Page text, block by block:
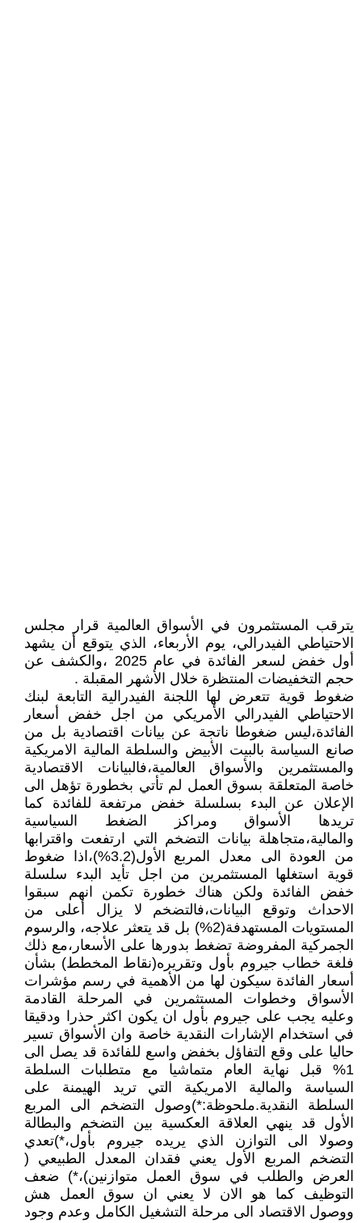
يترقب المستثمرون في الأسواق العالمية قرار مجلس
الاحتياطي الفيدرالي، يوم الأربعاء، الذي يتوقع أن يشهد
أول خفض لسعر الفائدة في عام 2025 ،والكشف عن
حجم التخفيضات المنتظرة خلال الأشهر المقبلة .
ضغوط قوية تتعرض لها اللجنة الفيدرالية التابعة لبنك
الاحتياطي الفيدرالي الأمريكي من اجل خفض أسعار
الفائدة،ليس ضغوطا ناتجة عن بيانات اقتصادية بل من
صانع السياسة بالبيت الأبيض والسلطة المالية الامريكية
والمستثمرين والأسواق العالمية،فالبيانات الاقتصادية
خاصة المتعلقة بسوق العمل لم تأتي بخطورة تؤهل الى
الإعلان عن البدء بسلسلة خفض مرتفعة للفائدة كما
تريدها الأسواق ومراكز الضغط السياسية
والمالية،متجاهلة بيانات التضخم التي ارتفعت واقترابها
من العودة الى معدل المربع الأول(3.2%)،اذا ضغوط
قوية استغلها المستثمرين من اجل تأيد البدء سلسلة
خفض الفائدة ولكن هناك خطورة تكمن انهم سبقوا
الاحداث وتوقع البيانات،فالتضخم لا يزال أعلى من
المستويات المستهدفة(2%) بل قد يتعثر علاجه، والرسوم
الجمركية المفروضة تضغط بدورها على الأسعار،مع ذلك
فلغة خطاب جيروم بأول وتقريره(نقاط المخطط) بشأن
أسعار الفائدة سيكون لها من الأهمية في رسم مؤشرات
الأسواق وخطوات المستثمرين في المرحلة القادمة
وعليه يجب على جيروم بأول ان يكون اكثر حذرا ودقيقا
في استخدام الإشارات النقدية خاصة وان الأسواق تسير
حاليا على وقع التفاؤل بخفض واسع للفائدة قد يصل الى
1% قبل نهاية العام متماشيا مع متطلبات السلطة
السياسة والمالية الامريكية التي تريد الهيمنة على
السلطة النقدية.ملحوظة:*)وصول التضخم الى المربع
الأول قد ينهي العلاقة العكسية بين التضخم والبطالة
وصولا الى التوازن الذي يريده جيروم بأول،*)تعدي
التضخم المربع الأول يعني فقدان المعدل الطبيعي (
العرض والطلب في سوق العمل متوازنين)،*) ضعف
التوظيف كما هو الان لا يعني ان سوق العمل هش
ووصول الاقتصاد الى مرحلة التشغيل الكامل وعدم وجود